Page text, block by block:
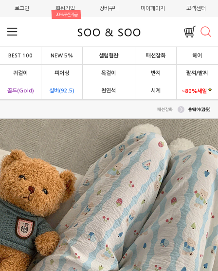
로그인 회원가입
20%쿠폰지급
장바구니 마이페이지 고객센터
BEST 100 NEW 5% 셀럽협찬 패션잡화 헤어
귀걸이 피어싱 목걸이 반지 팔찌/발찌
골드(Gold) 실버(92.5) 천연석 시계 ~80%세일
패션잡화 홈웨어(잠옷)